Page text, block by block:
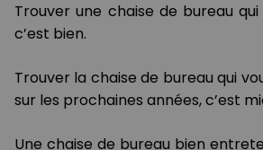
Trouver une chaise de bureau
c’est bien.
Trouver la chaise de bureau qui
sur les prochaines années, c’est
Une chaise de bureau bien